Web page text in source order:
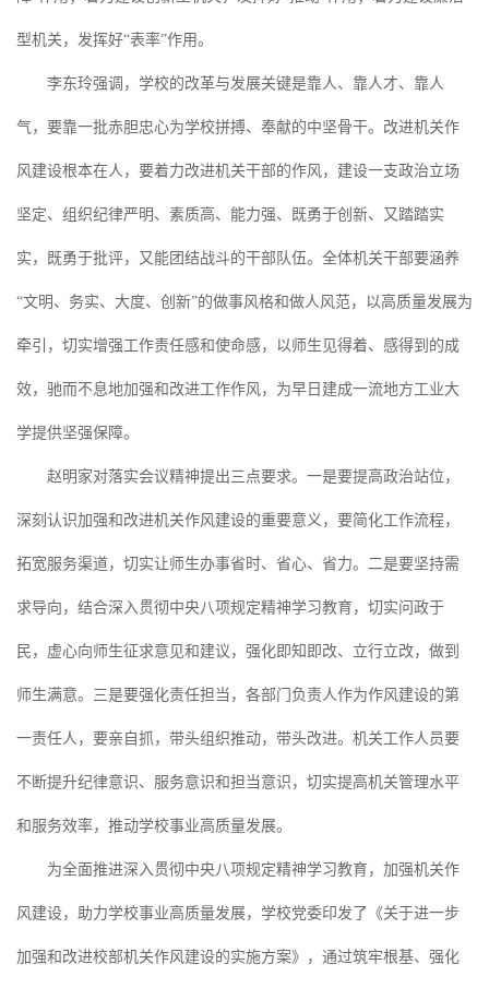
型机关，发挥好“表率”作用。
李东玲强调，学校的改革与发展关键是靠人、靠人才、靠人
气，要靠一批赤胆忠心为学校拼搏、奉献的中坚骨干。改进机关作
风建设根本在人，要着力改进机关干部的作风，建设一支政治立场
坚定、组织纪律严明、素质高、能力强、既勇于创新、又踏踏实
实，既勇于批评，又能团结战斗的干部队伍。全体机关干部要涵养
“文明、务实、大度、创新”的做事风格和做人风范，以高质量发展为
牵引，切实增强工作责任感和使命感，以师生见得着、感得到的成
效，驰而不息地加强和改进工作作风，为早日建成一流地方工业大
学提供坚强保障。
赵明家对落实会议精神提出三点要求。一是要提高政治站位，
深刻认识加强和改进机关作风建设的重要意义，要简化工作流程，
拓宽服务渠道，切实让师生办事省时、省心、省力。二是要坚持需
求导向，结合深入贯彻中央八项规定精神学习教育，切实问政于
民，虚心向师生征求意见和建议，强化即知即改、立行立改，做到
师生满意。三是要强化责任担当，各部门负责人作为作风建设的第
一责任人，要亲自抓，带头组织推动，带头改进。机关工作人员要
不断提升纪律意识、服务意识和担当意识，切实提高机关管理水平
和服务效率，推动学校事业高质量发展。
为全面推进深入贯彻中央八项规定精神学习教育，加强机关作
风建设，助力学校事业高质量发展，学校党委印发了《关于进一步
加强和改进校部机关作风建设的实施方案》，通过筑牢根基、强化